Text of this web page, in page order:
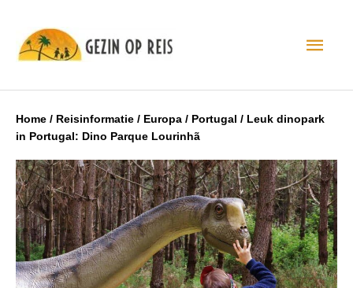
Home / Reisinformatie / Europa / Portugal / Leuk dinopark
in Portugal: Dino Parque Lourinhã